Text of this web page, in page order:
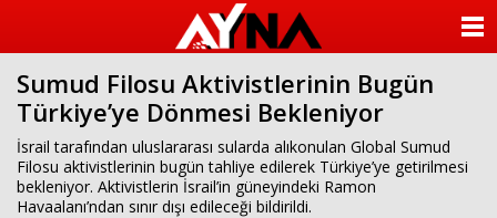
sohbet
cinsel
sohbet
sohbet
mobil
sohbet
islami
sohbetler
Sumud Filosu Aktivistlerinin Bugün
Türkiye’ye Dönmesi Bekleniyor
İsrail tarafından uluslararası sularda alıkonulan Global Sumud
Filosu aktivistlerinin bugün tahliye edilerek Türkiye’ye getirilmesi
bekleniyor. Aktivistlerin İsrail’in güneyindeki Ramon
Havaalanı’ndan sınır dışı edileceği bildirildi.
KATEGORİLER
ANKETLER